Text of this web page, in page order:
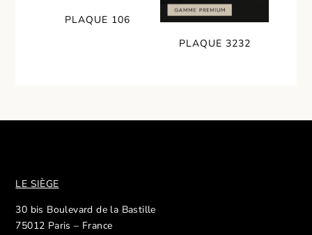
PLAQUE 106
PLAQUE 3232
LE SIÈGE
30 bis Boulevard de la Bastille
75012 Paris – France